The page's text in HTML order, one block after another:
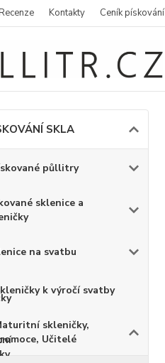
Kontakty Ceník pískování
SKLA
půllitry
sklenice a
na svatbu
k výročí svatby
skleničky,
Učitelé